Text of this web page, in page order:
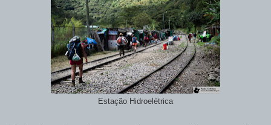
Estação Hidroelétrica